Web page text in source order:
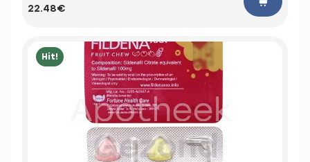
22.48€
Hit!